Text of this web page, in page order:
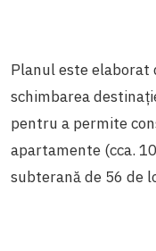
Planul este elaborat
schimbarea
pentru a permite
apartamente (cca.
subterană de 56 de